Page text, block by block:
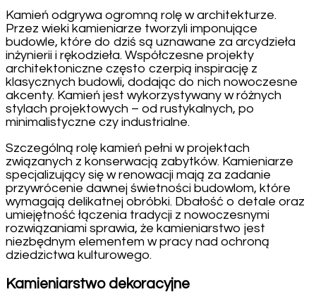
Kamień odgrywa ogromną rolę w architekturze.
Przez wieki kamieniarze tworzyli imponujące
budowle, które do dziś są uznawane za arcydzieła
inżynierii i rękodzieła. Współczesne projekty
architektoniczne często czerpią inspirację z
klasycznych budowli, dodając do nich nowoczesne
akcenty. Kamień jest wykorzystywany w różnych
stylach projektowych – od rustykalnych, po
minimalistyczne czy industrialne.
Szczególną rolę kamień pełni w projektach
związanych z konserwacją zabytków. Kamieniarze
specjalizujący się w renowacji mają za zadanie
przywrócenie dawnej świetności budowlom, które
wymagają delikatnej obróbki. Dbałość o detale oraz
umiejętność łączenia tradycji z nowoczesnymi
rozwiązaniami sprawia, że kamieniarstwo jest
niezbędnym elementem w pracy nad ochroną
dziedzictwa kulturowego.
Kamieniarstwo dekoracyjne